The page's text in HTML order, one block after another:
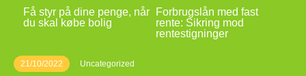
Få styr på dine penge, når
du skal købe bolig
Forbrugslån med fast
rente: Sikring mod
rentestigninger
21/10/2022 Uncategorized